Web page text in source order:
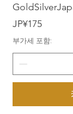
가격
JP¥175
부가세 포함: